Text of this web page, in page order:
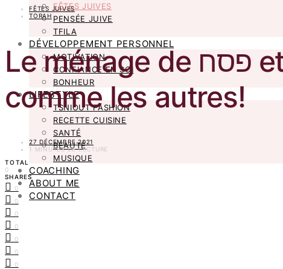
FÊTES JUIVES
PENSÉE JUIVE
TFILA
DÉVELOPPEMENT PERSONNEL
MOTIVATION
CONFIANCE EN SOI
BONHEUR
LIFESTYLE
TSNIOUT FASHION
RECETTE CUISINE
SANTÉ
BEAUTÉ
MUSIQUE
COACHING
ABOUT ME
CONTACT
FÊTES JUIVES
TORAH
Le ménage de פסח et la recherche du חמץ, une מצוה pas
comme les autres!
27 DÉCEMBRE 2021
1 MINUTES DE LECTURE
TOTAL
0
SHARES
0
0
0
0
0
0
0